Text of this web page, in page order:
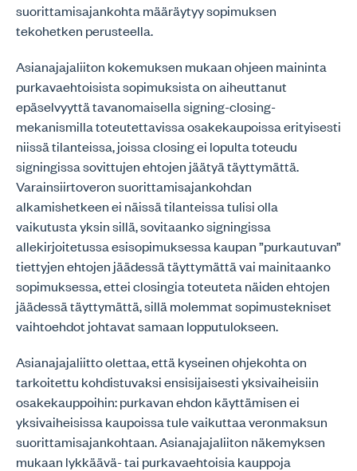
suorittamisajankohta määräytyy sopimuksen
tekohetken perusteella.
Asianajajaliiton kokemuksen mukaan ohjeen maininta
purkavaehtoisista sopimuksista on aiheuttanut
epäselvyyttä tavanomaisella signing-closing-
mekanismilla toteutettavissa osakekaupoissa erityisesti
niissä tilanteissa, joissa closing ei lopulta toteudu
signingissa sovittujen ehtojen jäätyä täyttymättä.
Varainsiirtoveron suorittamisajankohdan
alkamishetkeen ei näissä tilanteissa tulisi olla
vaikutusta yksin sillä, sovitaanko signingissa
allekirjoitetussa esisopimuksessa kaupan ”purkautuvan”
tiettyjen ehtojen jäädessä täyttymättä vai mainitaanko
sopimuksessa, ettei closingia toteuteta näiden ehtojen
jäädessä täyttymättä, sillä molemmat sopimustekniset
vaihtoehdot johtavat samaan lopputulokseen.
Asianajajaliitto olettaa, että kyseinen ohjekohta on
tarkoitettu kohdistuvaksi ensisijaisesti yksivaiheisiin
osakekauppoihin: purkavan ehdon käyttämisen ei
yksivaiheisissa kaupoissa tule vaikuttaa veronmaksun
suorittamisajankohtaan. Asianajajaliiton näkemyksen
mukaan lykkäävä- tai purkavaehtoisia kauppoja